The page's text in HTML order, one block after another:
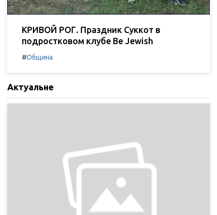
КРИВОЙ РОГ. Праздник Суккот в
подростковом клубе Be Jewish
#Община
Актуальне